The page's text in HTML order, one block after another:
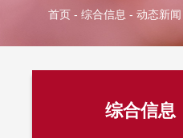
首页 - 综合信息 - 动态新闻
综合信息